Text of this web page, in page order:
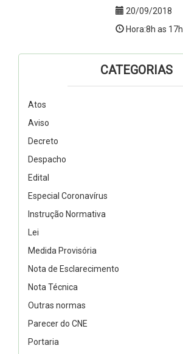
20/09/2018
Hora:8h as 17h
CATEGORIAS
Atos
Aviso
Decreto
Despacho
Edital
Especial Coronavírus
Instrução Normativa
Lei
Medida Provisória
Nota de Esclarecimento
Nota Técnica
Outras normas
Parecer do CNE
Portaria